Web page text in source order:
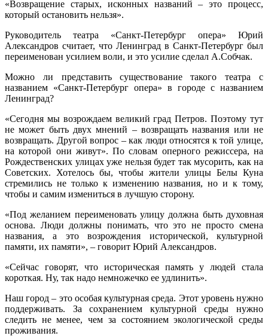
«Возвращение старых, исконных названий – это процесс,
который остановить нельзя».
Руководитель театра «Санкт-Петербург опера» Юрий
Александров считает, что Ленинград в Санкт-Петербург был
переименован усилием воли, и это усилие сделал А.Собчак.
Можно ли представить существование такого театра с
названием «Санкт-Петербург опера» в городе с названием
Ленинград?
«Сегодня мы возрождаем великий град Петров. Поэтому тут
не может быть двух мнений – возвращать названия или не
возвращать. Другой вопрос – как люди относятся к той улице,
на которой они живут». По словам оперного режиссера, на
Рождественских улицах уже нельзя будет так мусорить, как на
Советских. Хотелось бы, чтобы жители улицы Белы Куна
стремились не только к изменению названия, но и к тому,
чтобы и самим измениться в лучшую сторону.
«Под желанием переименовать улицу должна быть духовная
основа. Люди должны понимать, что это не просто смена
названия, а это возрождения исторической, культурной
памяти, их памяти», – говорит Юрий Александров.
«Сейчас говорят, что историческая память у людей стала
короткая. Ну, так надо немножечко ее удлинить».
Наш город – это особая культурная среда. Этот уровень нужно
поддерживать. За сохранением культурной среды нужно
следить не менее, чем за состоянием экологической среды
проживания.